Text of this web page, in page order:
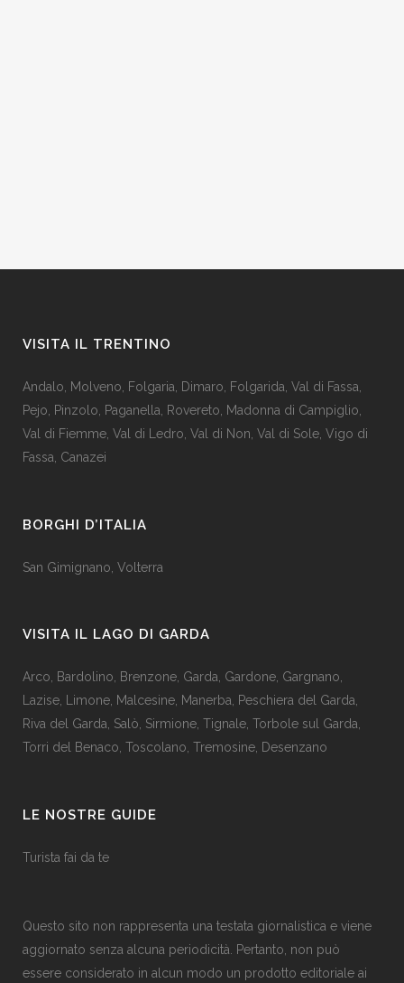
VISITA IL TRENTINO
Andalo Molveno Folgaria Dimaro Folgarida Val di Fassa
Pejo
Pinzolo Paganella Rovereto Madonna di Campiglio
Val di Fiemme Val di Ledro Val di Non Val di Sole Vigo di
Fassa Canazei
BORGHI D’ITALIA
San Gimignano Volterra
VISITA IL LAGO DI GARDA
Arco Bardolino Brenzone Garda, Gardone Gargnano
Lazise
Limone Malcesine Manerba Peschiera del Garda
Riva del Garda Salò Sirmione Tignale Torbole sul Garda
Torri del Benaco Toscolano Tremosine Desenzano
LE NOSTRE GUIDE
Turista fai da te
Questo sito non rappresenta una testata giornalistica e viene
aggiornato senza alcuna periodicità. Pertanto, non può
essere considerato in alcun modo un prodotto editoriale ai